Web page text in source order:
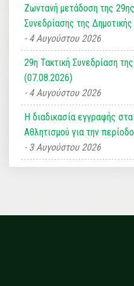
Ζωντανή μετάδοση της
Συνεδρίασης της
4 Αυγούστου 2026
29η Τακτική Συνεδρίαση
(07.08.2026)
4 Αυγούστου 2026
Η διαδικασία εγγραφής
Αθλητισμού για την
3 Αυγούστου 2026